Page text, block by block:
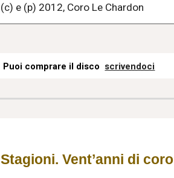
(c) e (p) 2012, Coro Le Chardon
Puoi comprare il disco scrivendoci
Stagioni. Vent’anni di coro